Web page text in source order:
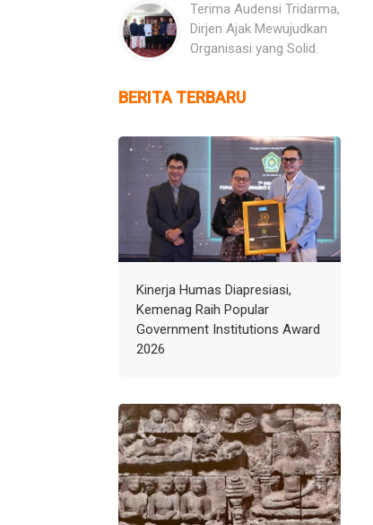
Terima Audensi Tridarma,
Dirjen Ajak Mewujudkan
Organisasi yang Solid.
BERITA TERBARU
Kinerja Humas Diapresiasi,
Kemenag Raih Popular
Government Institutions Award
2026